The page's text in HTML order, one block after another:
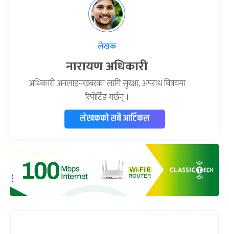
लेखक
नारायण अधिकारी
अधिकारी अनलाइनखबरका लागि सुरक्षा, अपराध विषयमा
रिपोर्टिङ गर्छन् ।
लेखकको सबै आर्टिकल